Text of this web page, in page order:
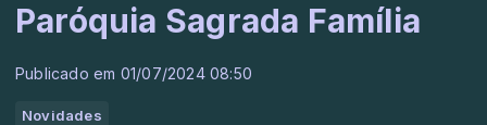
Paróquia Sagrada Família
Publicado em 01/07/2024 08:50
Novidades